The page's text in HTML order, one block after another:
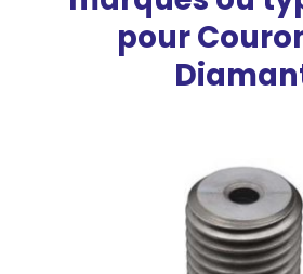
pour